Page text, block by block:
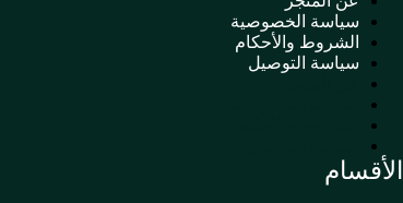
سياسة الخصوصية
الشروط والأحكام
سياسة التوصيل
الأقسام